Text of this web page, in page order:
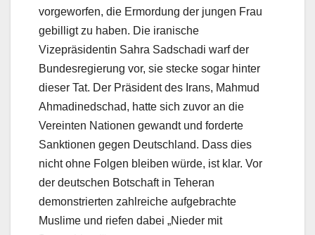
vorgeworfen, die Ermordung der jungen Frau
gebilligt zu haben. Die iranische
Vizepräsidentin Sahra Sadschadi warf der
Bundesregierung vor, sie stecke sogar hinter
dieser Tat. Der Präsident des Irans, Mahmud
Ahmadinedschad, hatte sich zuvor an die
Vereinten Nationen gewandt und forderte
Sanktionen gegen Deutschland. Dass dies
nicht ohne Folgen bleiben würde, ist klar. Vor
der deutschen Botschaft in Teheran
demonstrierten zahlreiche aufgebrachte
Muslime und riefen dabei „Nieder mit